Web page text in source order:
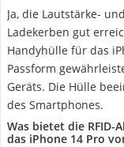
Ja, die Lautstärke-
Ladekerben gut
Handyhülle für das
Passform
Geräts. Die Hülle
des Smartphones.
Was bietet die
das iPhone 14 Pro